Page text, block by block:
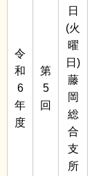
令
和
6
年
度
第
5
回
日
(火
曜
日)
藤
岡
総
合
支
所